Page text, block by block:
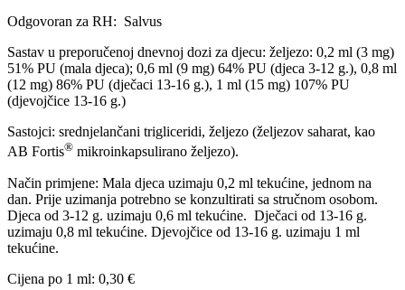
Odgovoran za RH: Salvus
Sastav u preporučenoj dnevnoj dozi za djecu: željezo: 0,2 ml (3 mg)
51% PU (mala djeca); 0,6 ml (9 mg) 64% PU (djeca 3-12 g.), 0,8 ml
(12 mg) 86% PU (dječaci 13-16 g.), 1 ml (15 mg) 107% PU
(djevojčice 13-16 g.)
Sastojci: srednjelančani trigliceridi, željezo (željezov saharat, kao
AB Fortis® mikroinkapsulirano željezo).
Način primjene: Mala djeca uzimaju 0,2 ml tekućine, jednom na
dan. Prije uzimanja potrebno se konzultirati sa stručnom osobom.
Djeca od 3-12 g. uzimaju 0,6 ml tekućine. Dječaci od 13-16 g.
uzimaju 0,8 ml tekućine. Djevojčice od 13-16 g. uzimaju 1 ml
tekućine.
Cijena po 1 ml: 0,30 €